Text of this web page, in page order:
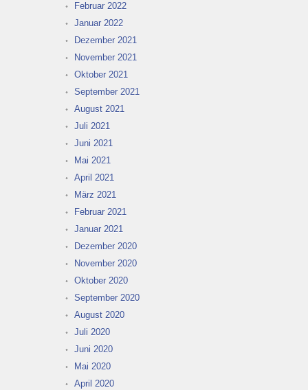
Februar 2022
Januar 2022
Dezember 2021
November 2021
Oktober 2021
September 2021
August 2021
Juli 2021
Juni 2021
Mai 2021
April 2021
März 2021
Februar 2021
Januar 2021
Dezember 2020
November 2020
Oktober 2020
September 2020
August 2020
Juli 2020
Juni 2020
Mai 2020
April 2020